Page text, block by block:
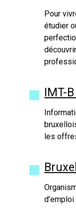
Pour
étudier
IMT-
les